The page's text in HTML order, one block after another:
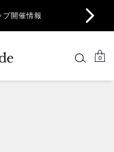
プ開催情報
0